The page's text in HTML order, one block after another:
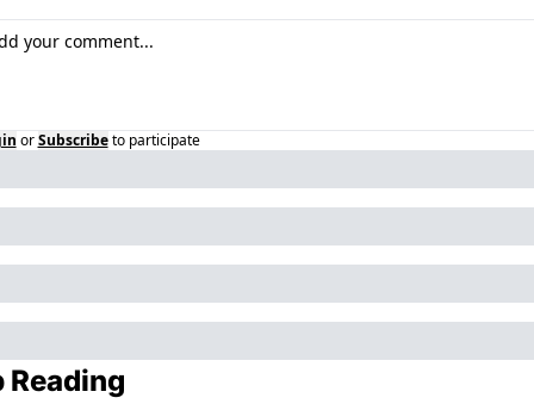
or Subscribe to participate
Reading